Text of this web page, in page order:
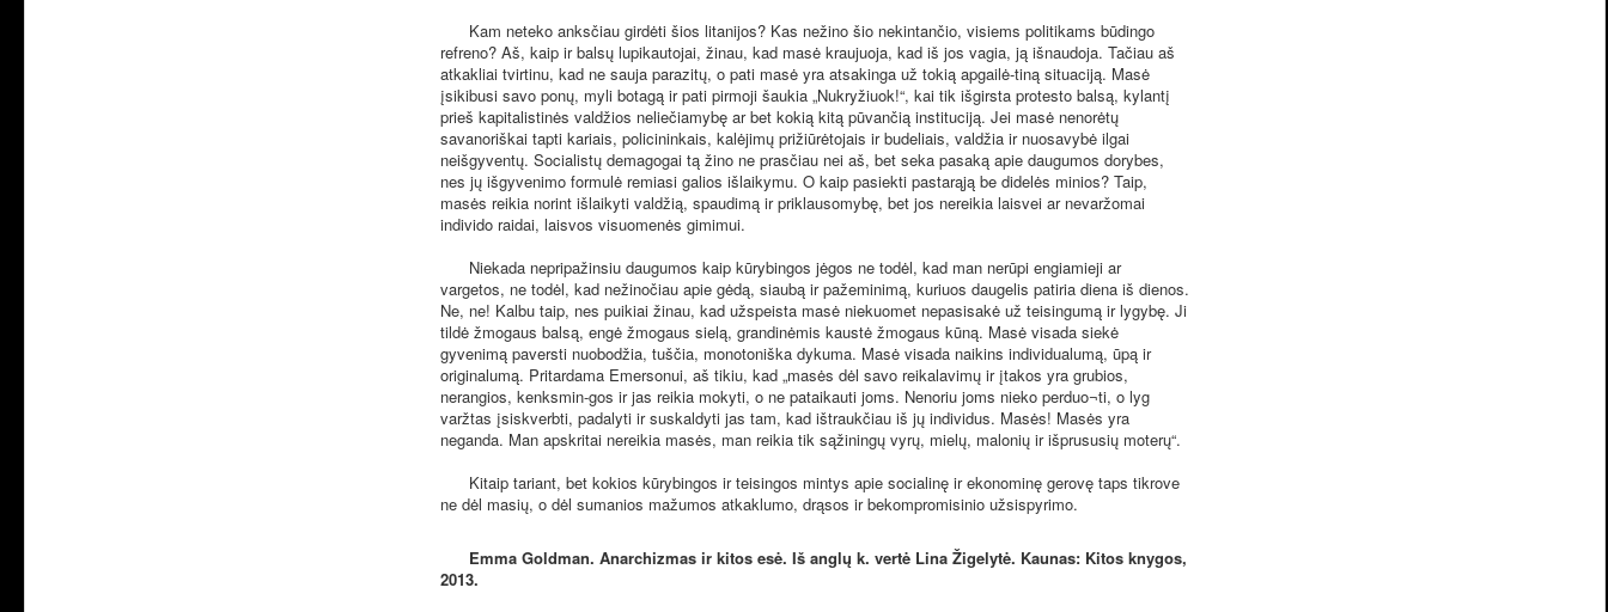
Kam neteko anksčiau girdėti šios litanijos? Kas nežino šio nekintančio, visiems politikams būdingo
refreno? Aš, kaip ir balsų lupikautojai, žinau, kad masė kraujuoja, kad iš jos vagia, ją išnaudoja. Tačiau aš
atkakliai tvirtinu, kad ne sauja parazitų, o pati masė yra atsakinga už tokią apgailė-tiną situaciją. Masė
įsikibusi savo ponų, myli botagą ir pati pirmoji šaukia „Nukryžiuok!“, kai tik išgirsta protesto balsą, kylantį
prieš kapitalistinės valdžios neliečiamybę ar bet kokią kitą pūvančią instituciją. Jei masė nenorėtų
savanoriškai tapti kariais, policininkais, kalėjimų prižiūrėtojais ir budeliais, valdžia ir nuosavybė ilgai
neišgyventų. Socialistų demagogai tą žino ne prasčiau nei aš, bet seka pasaką apie daugumos dorybes,
nes jų išgyvenimo formulė remiasi galios išlaikymu. O kaip pasiekti pastarąją be didelės minios? Taip,
masės reikia norint išlaikyti valdžią, spaudimą ir priklausomybę, bet jos nereikia laisvei ar nevaržomai
individo raidai, laisvos visuomenės gimimui.
Niekada nepripažinsiu daugumos kaip kūrybingos jėgos ne todėl, kad man nerūpi engiamieji ar
vargetos, ne todėl, kad nežinočiau apie gėdą, siaubą ir pažeminimą, kuriuos daugelis patiria diena iš dienos.
Ne, ne! Kalbu taip, nes puikiai žinau, kad užspeista masė niekuomet nepasisakė už teisingumą ir lygybę. Ji
tildė žmogaus balsą, engė žmogaus sielą, grandinėmis kaustė žmogaus kūną. Masė visada siekė
gyvenimą paversti nuobodžia, tuščia, monotoniška dykuma. Masė visada naikins individualumą, ūpą ir
originalumą. Pritardama Emersonui, aš tikiu, kad „masės dėl savo reikalavimų ir įtakos yra grubios,
nerangios, kenksmin-gos ir jas reikia mokyti, o ne pataikauti joms. Nenoriu joms nieko perduo¬ti, o lyg
varžtas įsiskverbti, padalyti ir suskaldyti jas tam, kad ištraukčiau iš jų individus. Masės! Masės yra
neganda. Man apskritai nereikia masės, man reikia tik sąžiningų vyrų, mielų, malonių ir išprususių moterų“.
Kitaip tariant, bet kokios kūrybingos ir teisingos mintys apie socialinę ir ekonominę gerovę taps tikrove
ne dėl masių, o dėl sumanios mažumos atkaklumo, drąsos ir bekompromisinio užsispyrimo.
Emma Goldman. Anarchizmas ir kitos esė. Iš anglų k. vertė Lina Žigelytė. Kaunas: Kitos knygos,
2013.